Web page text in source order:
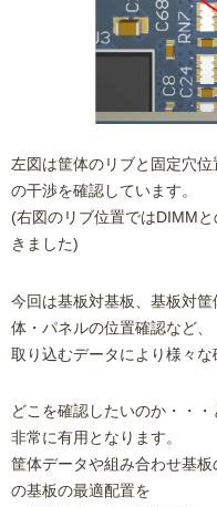
左図は筐体のリブと固定穴
の干渉を確認しています。
(右図のリブ位置ではDIMM
きました)
今回は基板対基板、基板対
体・パネルの位置確認など、
取り込むデータにより様々な
どこを確認したいのか・・
非常に有用となります。
筐体データや組み合わせ基
の基板の最適配置を